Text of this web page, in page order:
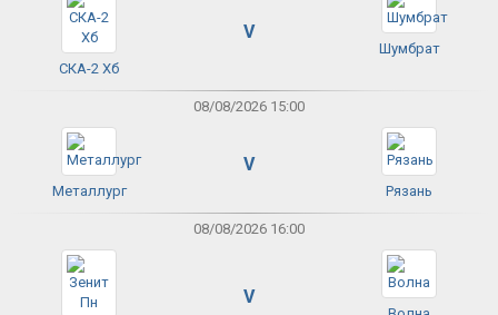
СКА-2 Хб
V
Шумбрат
08/08/2026 15:00
Металлург
V
Рязань
08/08/2026 16:00
V